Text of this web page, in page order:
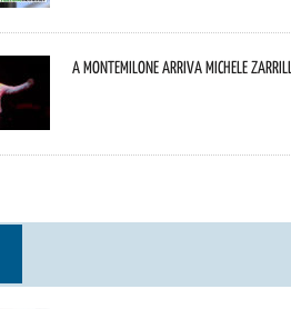
A Montemilone arriva Michele